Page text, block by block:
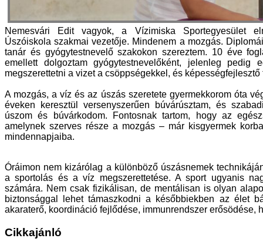
Nemesvári Edit vagyok, a Vízimiska Sportegyesület
Úszóiskola szakmai vezetője. Mindenem a mozgás.
tanár és gyógytestnevelő szakokon szereztem. 10 éve
emellett dolgoztam gyógytestnevelőként, jelenleg pedig
megszerettetni a vizet a csöppségekkel, és képességfejlesztő
A mozgás, a víz és az úszás szeretete gyermekkorom óta
éveken keresztül versenyszerűen búvárúsztam, és
úszom és búvárkodom. Fontosnak tartom, hogy az
amelynek szerves része a mozgás – már kisgyermek
mindennapjaiba.
Óráimon nem kizárólag a különböző úszásnemek
a sportolás és a víz megszerettetése. A sport ugyanis
számára. Nem csak fizikálisan, de mentálisan is olyan
biztonsággal lehet támaszkodni a későbbiekben az élet
akaraterő, koordináció fejlődése, immunrendszer erősödése,
Cikkajánló